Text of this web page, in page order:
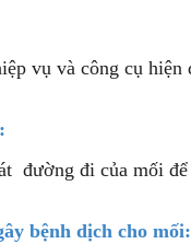
vụ và công cụ
đường đi của mối
bệnh dịch cho mối: